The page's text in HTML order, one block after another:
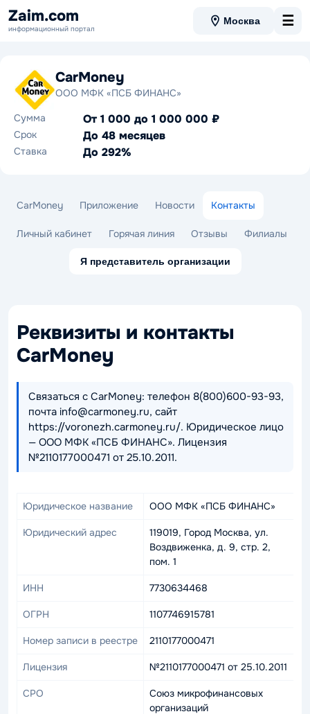
Zaim.com
информационный портал
Москва ☰
CarMoney
ООО МФК «ПСБ ФИНАНС»
Сумма
От 1 000 до 1 000 000 ₽
Срок До 48 месяцев
Ставка До 292%
CarMoney Приложение Новости Контакты
Личный кабинет Горячая линия Отзывы Филиалы
Я представитель организации
Реквизиты и контакты
CarMoney
Связаться с CarMoney: телефон 8(800)600-93-93,
почта info@carmoney.ru, сайт
https://voronezh.carmoney.ru/. Юридическое лицо
— ООО МФК «ПСБ ФИНАНС». Лицензия
№2110177000471 от 25.10.2011.
Юридическое название ООО МФК «ПСБ ФИНАНС»
Юридический адрес
119019, Город Москва, ул.
Воздвиженка, д. 9, стр. 2,
пом. 1
ИНН 7730634468
ОГРН 1107746915781
Номер записи в реестре 2110177000471
Лицензия №2110177000471 от 25.10.2011
СРО
Союз микрофинансовых
организаций